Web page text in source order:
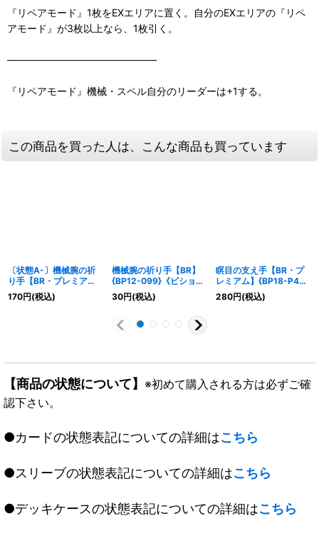
『リペアモード』1枚をEXエリアに置く。自分のEXエリアの『リペ
アモード』が3枚以上なら、1枚引く。
―――――――――――――――
『リペアモード』機械・スペル自分のリーダーは+1する。
この商品を買った人は、こんな商品も買っています
〔状態A-〕機械腕の祈
り手【BR・プレミア
ム】{BP12-P19}《ビシ
ョップ》
170円(税込)
機械腕の祈り手【BR】
{BP12-099}《ビショッ
プ》
30円(税込)
瞑目の支え手【BR・プ
レミアム】{BP18-P46}
《ビショップ》
280円(税込)
【商品の状態について】 ※初めて購入される方は必ずご確
認下さい。
●カードの状態表記についての詳細はこちら
●スリーブの状態表記についての詳細はこちら
●デッキケースの状態表記についての詳細はこちら